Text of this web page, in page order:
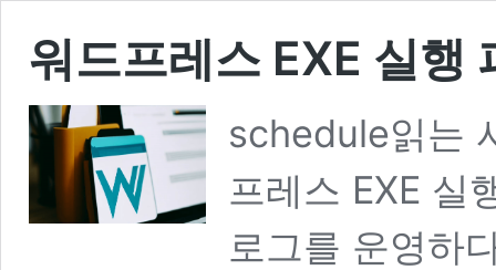
워드프레스 EXE 실행
schedule읽는
프레스 EXE 실
로그를 운영하